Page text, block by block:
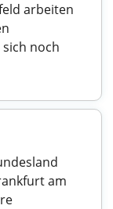
arbeiten
noch
am